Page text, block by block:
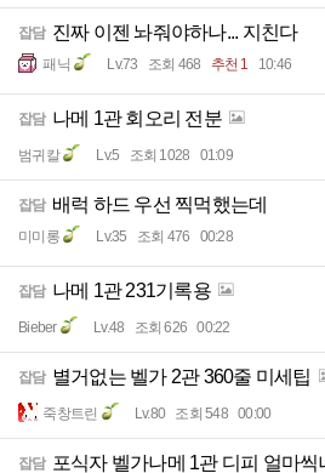
잡담 진짜 이젠 놔줘야하나... 지친다
패닉 Lv.73 조회 468 추천 1 10:46
잡담 나메 1관 회오리 전분
범귀칼 Lv.5 조회 1028 01:09
잡담 배럭 하드 우선 찍먹했는데
미미롱 Lv.35 조회 476 00:28
잡담 나메 1관 231기록용
Bieber Lv.48 조회 626 00:22
잡담 별거없는 벨가 2관 360줄 미세팁
죽창트린 Lv.80 조회 548 00:00
잡담 포식자 벨가나메 1관 디피 얼마씩